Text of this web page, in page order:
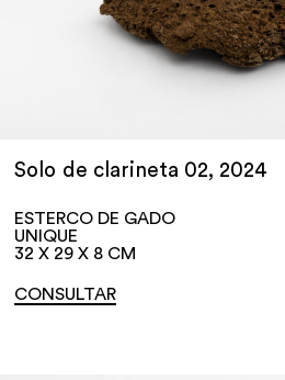
Solo de clarineta 02, 2024
ESTERCO DE GADO
UNIQUE
32 X 29 X 8 CM
CONSULTAR